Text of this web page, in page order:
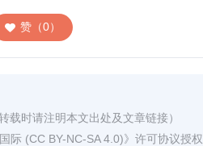
赞（0）
转载时请注明本文出处及文章链接）
际 (CC BY-NC-SA 4.0)》许可协议授权